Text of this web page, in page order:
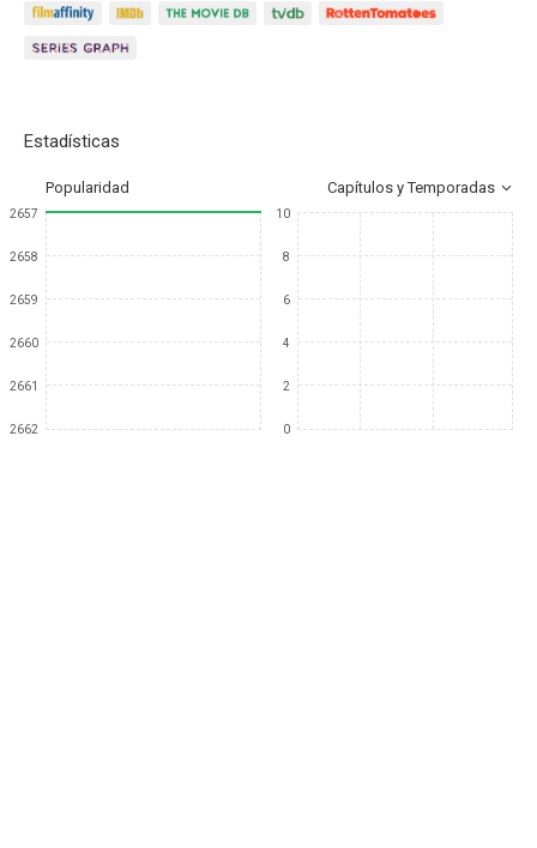
Estadísticas
Popularidad Capítulos y Temporadas
2657
2658
2659
2660
2661
2662
10
8
6
4
2
0